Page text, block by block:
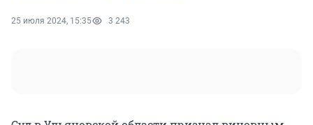
25 июля 2024, 15:35 3 243